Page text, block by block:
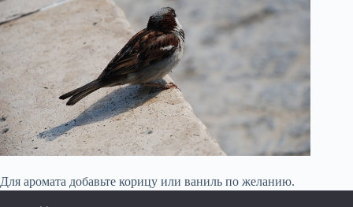
Для аромата добавьте корицу или ваниль по желанию.